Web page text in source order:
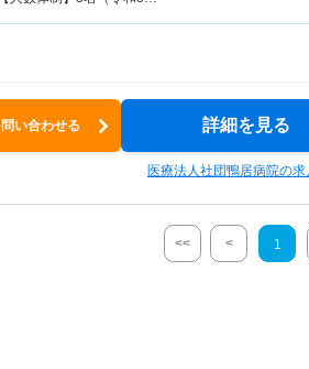
い合わせる 詳細を見る
医療法人社団鴨居病院の
<< < 1